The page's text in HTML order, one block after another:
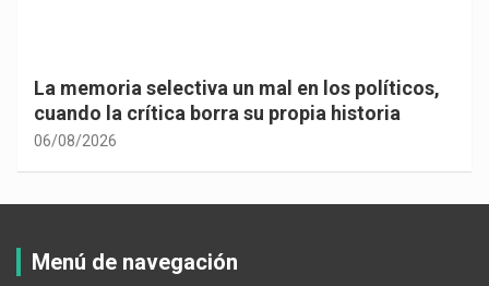
La memoria selectiva un mal en los políticos,
cuando la crítica borra su propia historia
06/08/2026
Menú de navegación